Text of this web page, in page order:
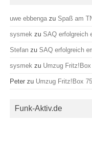
uwe ebbenga zu Spaß am
sysmek zu SAQ erfolgreich
Stefan zu SAQ erfolgreich
sysmek zu Umzug
Peter zu Umzug Fritz!Box
Funk-Aktiv.de